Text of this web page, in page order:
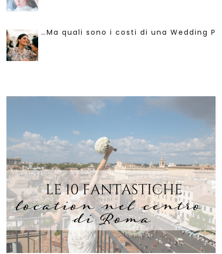
…Ma quali sono i costi di una Wedding